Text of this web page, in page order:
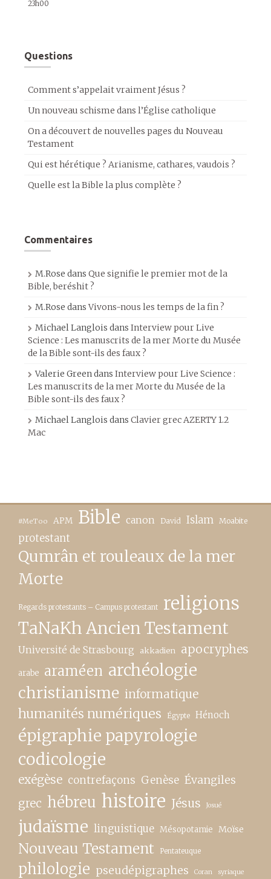
23h00
Questions
Comment s’appelait vraiment Jésus ?
Un nouveau schisme dans l’Église catholique
On a découvert de nouvelles pages du Nouveau
Testament
Qui est hérétique ? Arianisme, cathares, vaudois ?
Quelle est la Bible la plus complète ?
Commentaires
M.Rose dans Que signifie le premier mot de la
Bible, beréshit ?
M.Rose dansVivons-nous les temps de la fin ?
Michael Langlois dans Interview pour Live
Science : Les manuscrits de la mer Morte du Musée
de la Bible sont-ils des faux ?
Valerie Greendans Interview pour Live Science :
Les manuscrits de la mer Morte du Musée de la
Bible sont-ils des faux ?
Michael Langlois dans Clavier grec AZERTY 1.2
Mac
#MeToo APM Bible canon David Islam Moabite
protestant
Qumrân et rouleaux de la mer
Morte
Regards protestants – Campus protestant religions
TaNaKh Ancien Testament
Université de Strasbourg akkadien apocryphes
arabe araméen archéologie
christianisme informatique
humanités numériques Égypte Hénoch
épigraphie papyrologie
codicologie
exégèse contrefaçons Genèse Évangiles
grec hébreu histoire Jésus Josué
judaïsme linguistique Mésopotamie Moïse
Nouveau Testament Pentateuque
philologie pseudépigraphes Coran syriaque